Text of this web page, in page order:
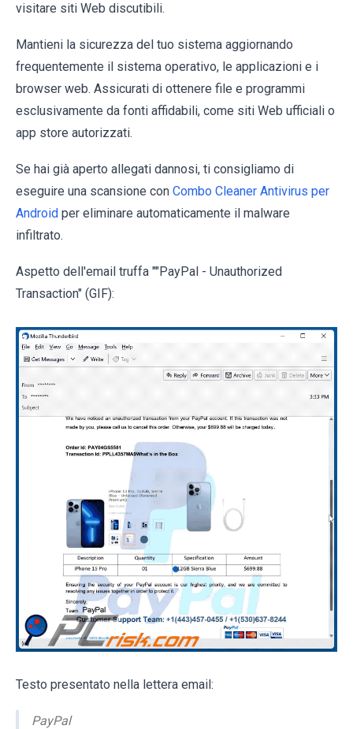
visitare siti Web discutibili.
Mantieni la sicurezza del tuo sistema aggiornando
frequentemente il sistema operativo, le applicazioni e i
browser web. Assicurati di ottenere file e programmi
esclusivamente da fonti affidabili, come siti Web ufficiali o
app store autorizzati.
Se hai già aperto allegati dannosi, ti consigliamo di
eseguire una scansione con Combo Cleaner Antivirus per
Android per eliminare automaticamente il malware
infiltrato.
Aspetto dell'email truffa ""PayPal - Unauthorized
Transaction" (GIF):
Testo presentato nella lettera email:
PayPal